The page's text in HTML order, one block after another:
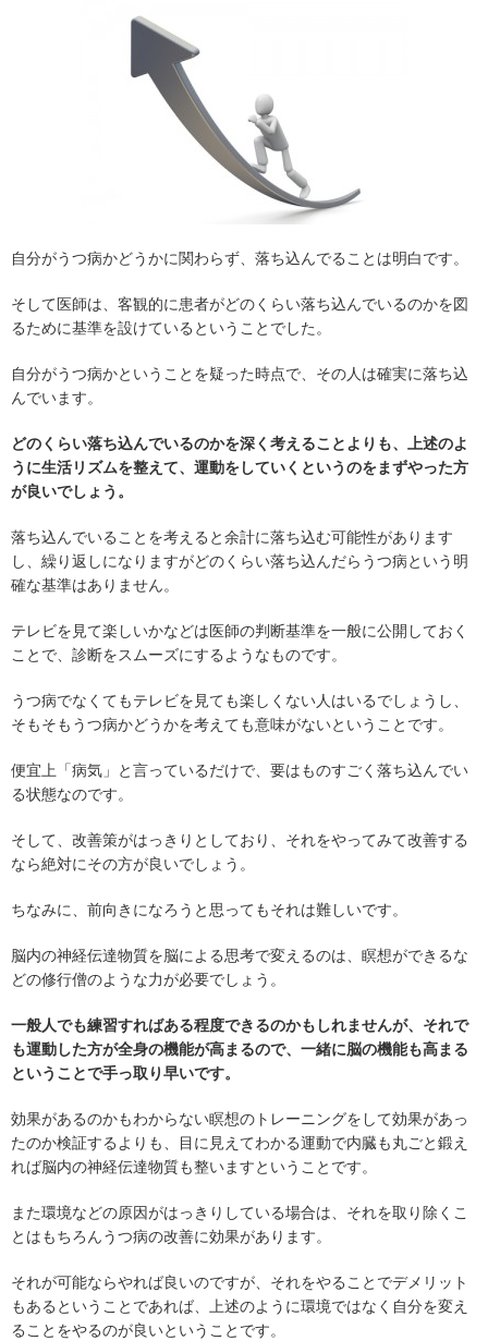
自分がうつ病かどうかに関わらず、落ち込んでることは明白です。
そして医師は、客観的に患者がどのくらい落ち込んでいるのかを図
るために基準を設けているということでした。
自分がうつ病かということを疑った時点で、その人は確実に落ち込
んでいます。
どのくらい落ち込んでいるのかを深く考えることよりも、上述のよ
うに生活リズムを整えて、運動をしていくというのをまずやった方
が良いでしょう。
落ち込んでいることを考えると余計に落ち込む可能性があります
し、繰り返しになりますがどのくらい落ち込んだらうつ病という明
確な基準はありません。
テレビを見て楽しいかなどは医師の判断基準を一般に公開しておく
ことで、診断をスムーズにするようなものです。
うつ病でなくてもテレビを見ても楽しくない人はいるでしょうし、
そもそもうつ病かどうかを考えても意味がないということです。
便宜上「病気」と言っているだけで、要はものすごく落ち込んでい
る状態なのです。
そして、改善策がはっきりとしており、それをやってみて改善する
なら絶対にその方が良いでしょう。
ちなみに、前向きになろうと思ってもそれは難しいです。
脳内の神経伝達物質を脳による思考で変えるのは、瞑想ができるな
どの修行僧のような力が必要でしょう。
一般人でも練習すればある程度できるのかもしれませんが、それで
も運動した方が全身の機能が高まるので、一緒に脳の機能も高まる
ということで手っ取り早いです。
効果があるのかもわからない瞑想のトレーニングをして効果があっ
たのか検証するよりも、目に見えてわかる運動で内臓も丸ごと鍛え
れば脳内の神経伝達物質も整いますということです。
また環境などの原因がはっきりしている場合は、それを取り除くこ
とはもちろんうつ病の改善に効果があります。
それが可能ならやれば良いのですが、それをやることでデメリット
もあるということであれば、上述のように環境ではなく自分を変え
ることをやるのが良いということです。